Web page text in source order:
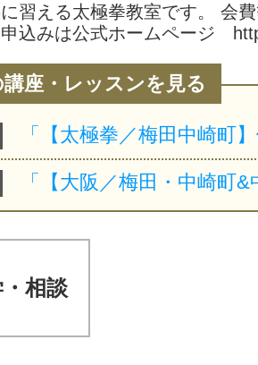
習える太極拳教室です。 会
申込みは公式ホームページ
講座・レッスンを見る
・相談